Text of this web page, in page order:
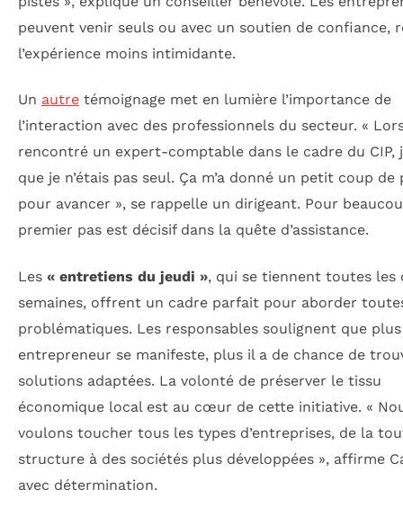
peuvent venir seuls ou avec un soutien de confiance,
l’expérience moins intimidante.
Un autre témoignage met en lumière l’importance de
l’interaction avec des professionnels du secteur. «
rencontré un expert-comptable dans le cadre du CIP,
que je n’étais pas seul. Ça m’a donné un petit coup de
pour avancer », se rappelle un dirigeant. Pour
premier pas est décisif dans la quête d’assistance.
Les « entretiens du jeudi », qui se tiennent toutes les
semaines, offrent un cadre parfait pour aborder
problématiques. Les responsables soulignent que
entrepreneur se manifeste, plus il a de chance de
solutions adaptées. La volonté de préserver le tissu
économique local est au cœur de cette initiative. «
voulons toucher tous les types d’entreprises, de la
structure à des sociétés plus développées », affirme
avec détermination.